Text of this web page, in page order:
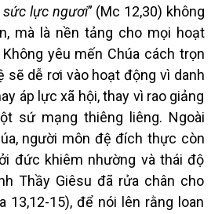
sức lực ngươi” (Mc 12,30) không
mà là nền tảng cho mọi hoạt
yêu mến Chúa cách trọn
sẽ dễ rơi vào hoạt động vì danh
áp lực xã hội, thay vì rao giảng
sứ mạng thiêng liêng. Ngoài
người môn đệ đích thực còn
đức khiêm nhường và thái độ
Thầy Giêsu đã rửa chân cho
13,12-15), để nói lên rằng loan